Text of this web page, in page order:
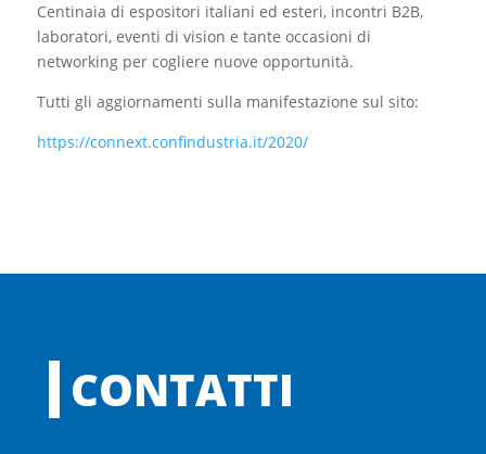
Centinaia di espositori italiani ed esteri, incontri B2B,
laboratori, eventi di vision e tante occasioni di
networking per cogliere nuove opportunità.
Tutti gli aggiornamenti sulla manifestazione sul sito:
https://connext.confindustria.it/2020/
CONTATTI